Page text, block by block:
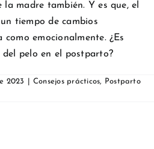
madre también. Y es que, el
tiempo de cambios
emocionalmente. ¿Es
pelo en el postparto?
2023 Consejos prácticos, Postparto